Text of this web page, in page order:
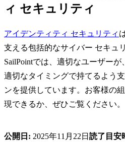
ィ セキュリティ
アイデンティティ セキュリティ
支える包括的なサイバー セキュ
SailPointでは、適切なユーザーが
適切なタイミングで持てるよう
ンを提供しています。お客様の
現できるか、ぜひご覧ください。
公開日: 2025年11月22日 読了目安